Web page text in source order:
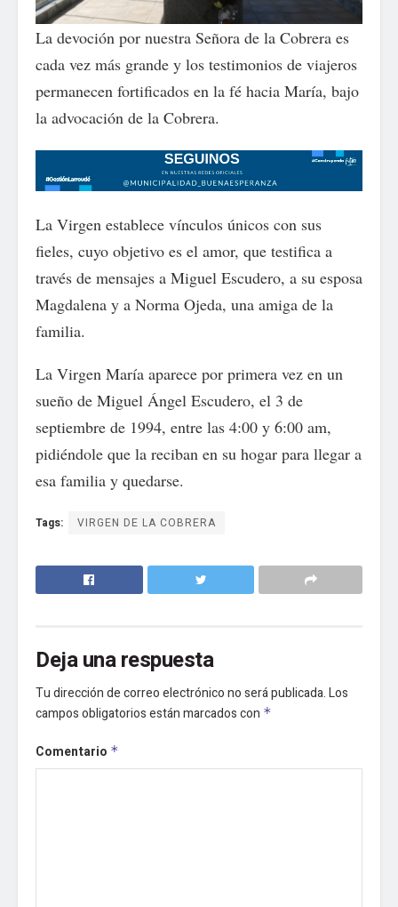
La devoción por nuestra Señora de la Cobrera es
cada vez más grande y los testimonios de viajeros
permanecen fortificados en la fé hacia María, bajo
la advocación de la Cobrera.
La Virgen establece vínculos únicos con sus
fieles, cuyo objetivo es el amor, que testifica a
través de mensajes a Miguel Escudero, a su esposa
Magdalena y a Norma Ojeda, una amiga de la
familia.
La Virgen María aparece por primera vez en un
sueño de Miguel Ángel Escudero, el 3 de
septiembre de 1994, entre las 4:00 y 6:00 am,
pidiéndole que la reciban en su hogar para llegar a
esa familia y quedarse.
Tags: VIRGEN DE LA COBRERA
Deja una respuesta
Tu dirección de correo electrónico no será publicada.Los
campos obligatorios están marcados con *
Comentario *